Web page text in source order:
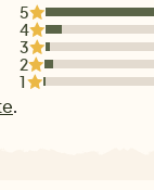
.
5
4
3
2
1